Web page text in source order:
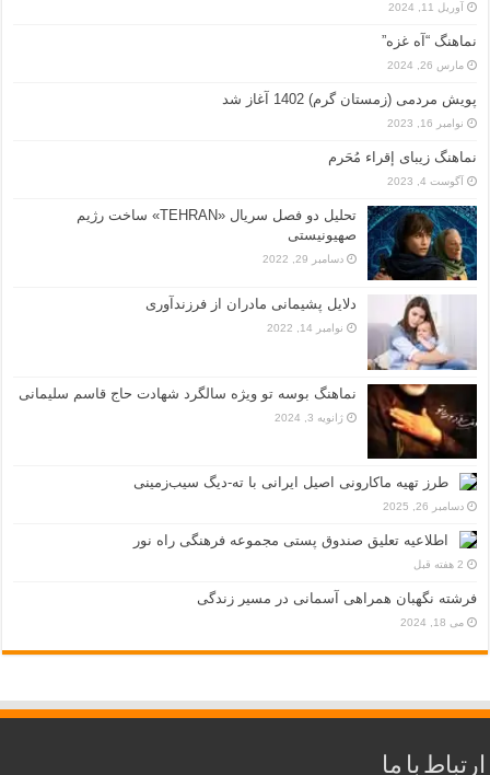
آوریل 11, 2024
نماهنگ “آه غزه”
مارس 26, 2024
پویش مردمی (زمستان گرم) 1402 آغاز شد
نوامبر 16, 2023
نماهنگ زیبای إقراء مُحَرم
آگوست 4, 2023
تحلیل دو فصل سریال «TEHRAN» ساخت رژیم
صهیونیستی
دسامبر 29, 2022
دلایل پشیمانی مادران از فرزندآوری
نوامبر 14, 2022
نماهنگ بوسه تو ویژه سالگرد شهادت حاج قاسم سلیمانی
ژانویه 3, 2024
طرز تهیه ماکارونی اصیل ایرانی با ته-دیگ سیب‌زمینی
دسامبر 26, 2025
اطلاعیه تعلیق صندوق پستی مجموعه فرهنگی راه نور
2 هفته قبل
فرشته نگهبان همراهی آسمانی در مسیر زندگی
می 18, 2024
ارتباط با ما